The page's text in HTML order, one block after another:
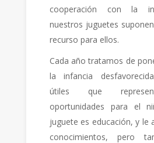
cooperación con la
nuestros juguetes
recurso para ellos.
Cada año tratamos de
la infancia
útiles que
oportunidades para el
juguete es educación, y le
conocimientos, pero